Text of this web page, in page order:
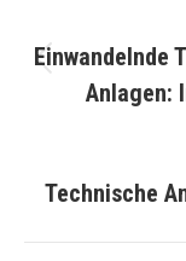
Einwandelnde
Anlagen:
Technische